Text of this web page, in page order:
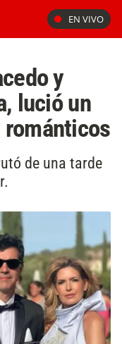
EN VIVO
y
lució un
de una tarde